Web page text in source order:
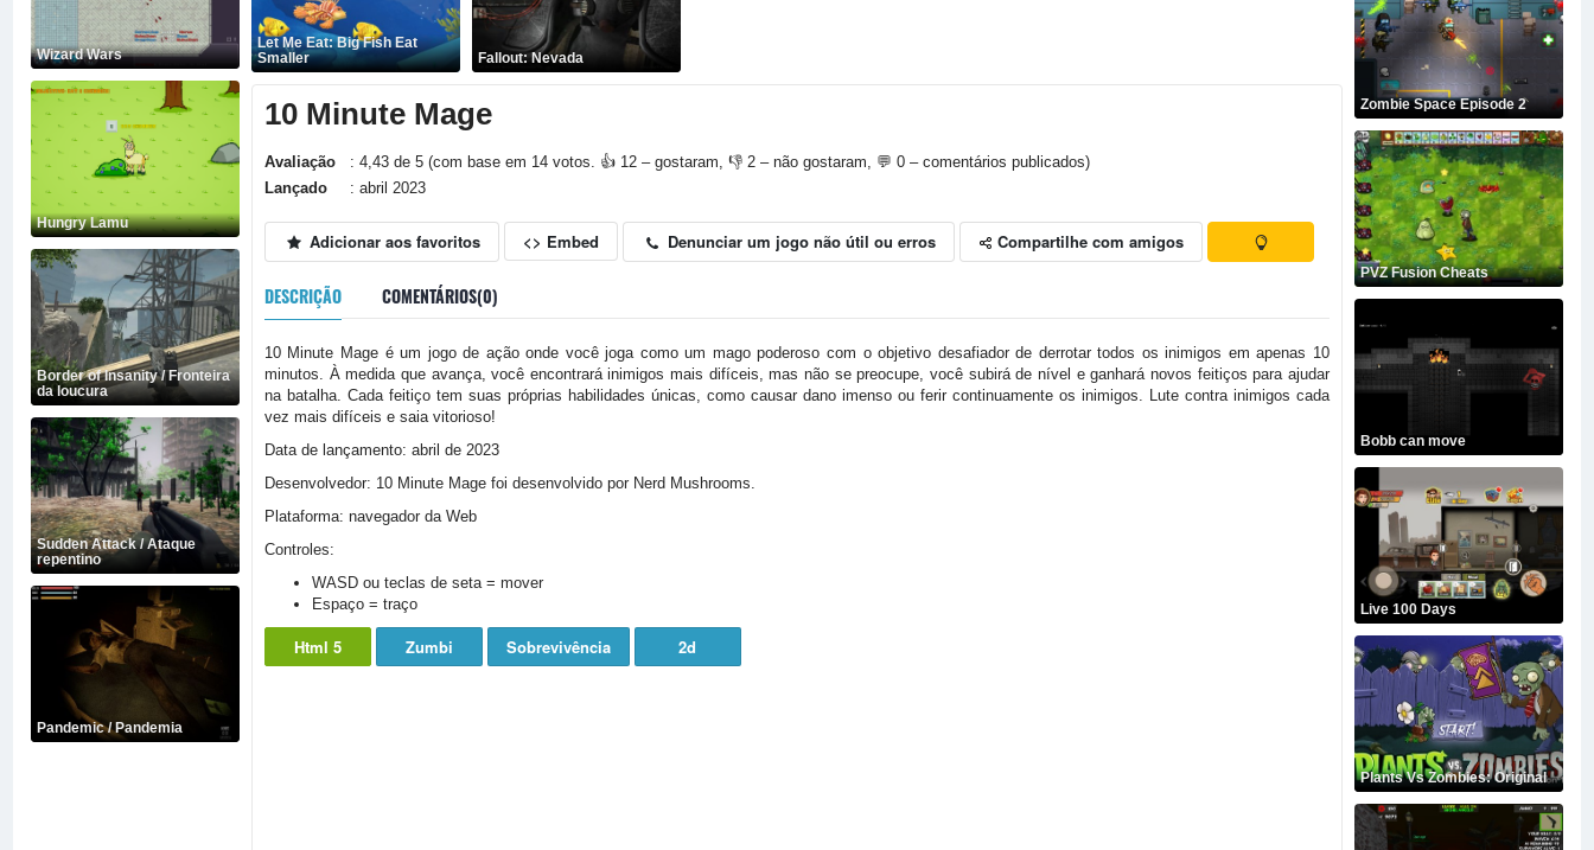
Wizard Wars
Hungry Lamu
Border of Insanity / Fronteira
da loucura
Sudden Attack / Ataque
repentino
Pandemic / Pandemia
Let Me Eat: Big Fish Eat
Smaller
Fallout: Nevada
10 Minute Mage
Avaliação
: 4,43 de 5 (com base em 14 votos. 👍 12 – gostaram, 👎 2 – não gostaram, 💬 0 – comentários publicados)
Lançado
: abril 2023
Adicionar aos favoritos <> Embed Denunciar um jogo não útil ou erros Compartilhe com amigos
DESCRIÇÃO COMENTÁRIOS(0)
10 Minute Mage é um jogo de ação onde você joga como um mago poderoso com o objetivo desafiador de derrotar todos os inimigos em apenas 10
minutos. À medida que avança, você encontrará inimigos mais difíceis, mas não se preocupe, você subirá de nível e ganhará novos feitiços para ajudar
na batalha. Cada feitiço tem suas próprias habilidades únicas, como causar dano imenso ou ferir continuamente os inimigos. Lute contra inimigos cada
vez mais difíceis e saia vitorioso!
Data de lançamento: abril de 2023
Desenvolvedor: 10 Minute Mage foi desenvolvido por Nerd Mushrooms.
Plataforma: navegador da Web
Controles:
WASD ou teclas de seta = mover
Espaço = traço
Html 5 Zumbi Sobrevivência 2d
Zombie Space Episode 2
PVZ Fusion Cheats
Bobb can move
Live 100 Days
Plants Vs Zombies: Original